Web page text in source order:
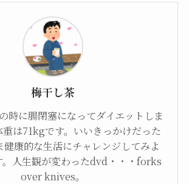
梅干し茶
時に腸閉塞になってダイエットしま
重は71kgです。いいきっかけだった
健康的な生活にチャレンジしてみよ
。人生観が変わったdvd・・・forks
over knives。